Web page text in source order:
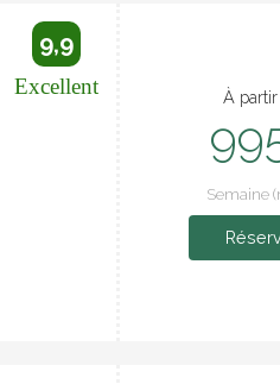
9,9
Excellent À
Semaine